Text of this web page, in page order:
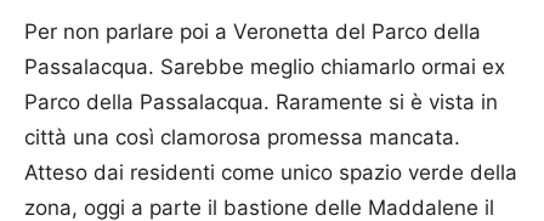
Per non parlare poi a Veronetta del Parco della
Passalacqua. Sarebbe meglio chiamarlo ormai ex
Parco della Passalacqua. Raramente si è vista in
città una così clamorosa promessa mancata.
Atteso dai residenti come unico spazio verde della
zona, oggi a parte il bastione delle Maddalene il